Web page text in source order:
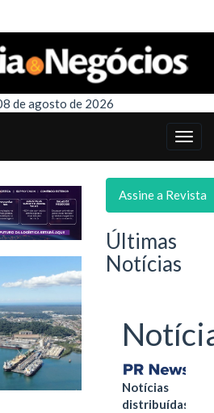
de agosto de 2026
Assine a Revista
Últimas
Notícias
Notícias
distribuídas